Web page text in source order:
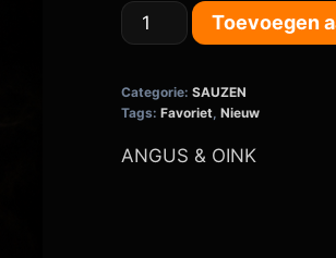
Toevoegen
Categorie: SAUZEN
Tags: Favoriet, Nieuw
ANGUS & OINK